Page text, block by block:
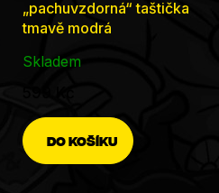
„pachuvzdorná“ taštička
tmavě modrá
Skladem
DO KOŠÍKU